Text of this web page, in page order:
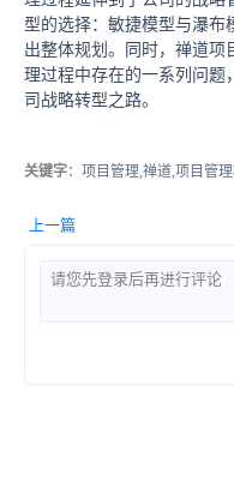
型的选择：敏捷模型与瀑布
出整体规划。同时，禅道项
理过程中存在的一系列问题
司战略转型之路。
关键字：项目管理,禅道,项目管
上一篇